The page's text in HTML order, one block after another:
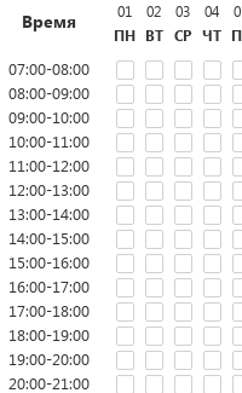
Время
01
ПН
02
ВТ
03
СР
04
ЧТ
07:00-08:00
08:00-09:00
09:00-10:00
10:00-11:00
11:00-12:00
12:00-13:00
13:00-14:00
14:00-15:00
15:00-16:00
16:00-17:00
17:00-18:00
18:00-19:00
19:00-20:00
20:00-21:00